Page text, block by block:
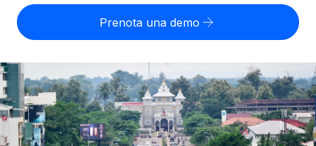
Contractor Management
SERVICES
Chiedi a un esperto
Affidati agli esperti per la gestione HR e la
compliance globale
Confronta Remote
Scopri come ci confrontiamo con gli altri
DIVENTA NOSTRO PARTNER
Partner tecnologici strategici
Integra l'HR globale nella tua piattaforma in modo
flessibile
English
Nederlands
Français
Deutsch
Login
Prenota una demo